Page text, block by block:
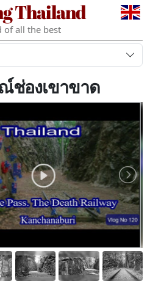
Thailand
of all the best
องเขาขาด